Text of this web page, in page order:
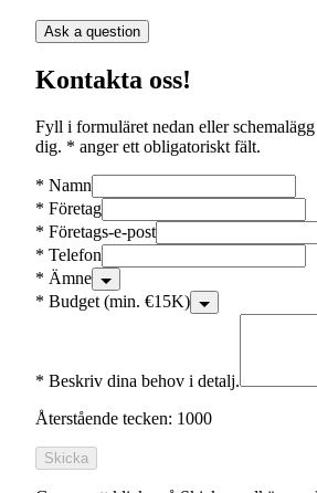
Ask a question
Kontakta oss!
Fyll i formuläret nedan eller
dig. * anger ett obligatoriskt fält.
* Namn
* Företag
* Företags-e-post
* Telefon
* Ämne
* Budget (min. €15K)
* Beskriv dina behov i detalj.
Återstående tecken: 1000
Skicka